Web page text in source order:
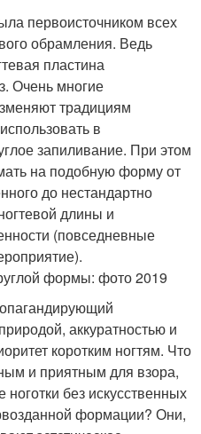
первоисточником всех
обрамления. Ведь
пластина
Очень многие
традициям
в
запиливание. При этом
на подобную форму от
до нестандартно
длины и
(повседневные
формы: фото 2019
аккуратностью и
коротким ногтям. Что
и приятным для взора,
без искусственных
формации? Они,